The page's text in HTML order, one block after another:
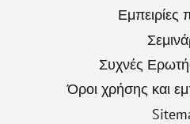
Εμπειρίες
Συχνές
Όροι χρήσης και